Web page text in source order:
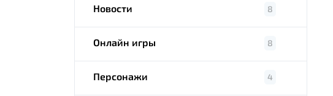
Новости 8
Онлайн игры 8
Персонажи 4